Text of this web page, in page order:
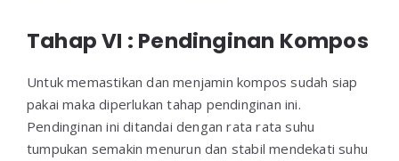
Tahap VI : Pendinginan Kompos
Untuk memastikan dan menjamin kompos sudah siap
pakai maka diperlukan tahap pendinginan ini.
Pendinginan ini ditandai dengan rata rata suhu
tumpukan semakin menurun dan stabil mendekati suhu